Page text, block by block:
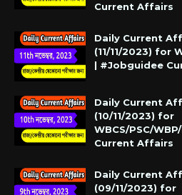
Current Affairs
Daily Current
(11/11/2023) for
| #Jobguidee
Daily Current
(10/11/2023) for
WBCS/PSC/
Current Affairs
Daily Current
(09/11/2023) for